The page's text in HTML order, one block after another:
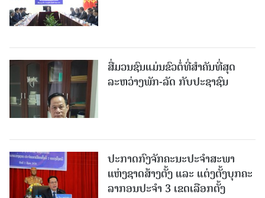
ສື່ມວນຊົນແມ່ນຂົວຕໍ່ທີ່ສໍາຄັນທີ່ສຸດ
ລະຫວ່າງພັກ-ລັດ ກັບປະຊາຊົນ
ປະກາດກົງຈັກຄະນະປະຈໍາສະພາ
ແຫ່ງຊາດສ້າງຕັ້ງ ແລະ ແຕ່ງຕັ້ງບຸກຄະ
ລາກອນປະຈໍາ 3 ເຂດເລືອກຕັ້ງ